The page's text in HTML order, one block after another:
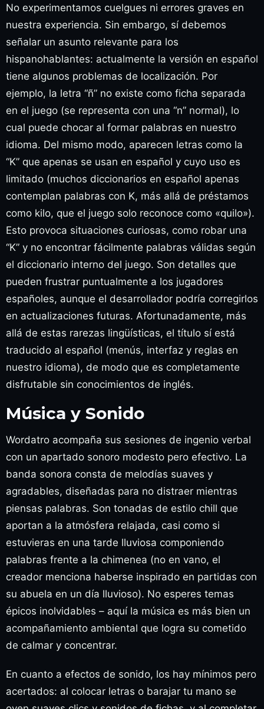
No experimentamos cuelgues ni errores graves en
nuestra experiencia. Sin embargo, sí debemos
señalar un asunto relevante para los
hispanohablantes: actualmente la versión en español
tiene algunos problemas de localización. Por
ejemplo, la letra “ñ” no existe como ficha separada
en el juego (se representa con una “n” normal), lo
cual puede chocar al formar palabras en nuestro
idioma. Del mismo modo, aparecen letras como la
“K” que apenas se usan en español y cuyo uso es
limitado (muchos diccionarios en español apenas
contemplan palabras con K, más allá de préstamos
como kilo, que el juego solo reconoce como «quilo»).
Esto provoca situaciones curiosas, como robar una
“K” y no encontrar fácilmente palabras válidas según
el diccionario interno del juego. Son detalles que
pueden frustrar puntualmente a los jugadores
españoles, aunque el desarrollador podría corregirlos
en actualizaciones futuras. Afortunadamente, más
allá de estas rarezas lingüísticas, el título sí está
traducido al español (menús, interfaz y reglas en
nuestro idioma), de modo que es completamente
disfrutable sin conocimientos de inglés.
Música y Sonido
Wordatro acompaña sus sesiones de ingenio verbal
con un apartado sonoro modesto pero efectivo. La
banda sonora consta de melodías suaves y
agradables, diseñadas para no distraer mientras
piensas palabras. Son tonadas de estilo chill que
aportan a la atmósfera relajada, casi como si
estuvieras en una tarde lluviosa componiendo
palabras frente a la chimenea (no en vano, el
creador menciona haberse inspirado en partidas con
su abuela en un día lluvioso). No esperes temas
épicos inolvidables – aquí la música es más bien un
acompañamiento ambiental que logra su cometido
de calmar y concentrar.
En cuanto a efectos de sonido, los hay mínimos pero
acertados: al colocar letras o barajar tu mano se